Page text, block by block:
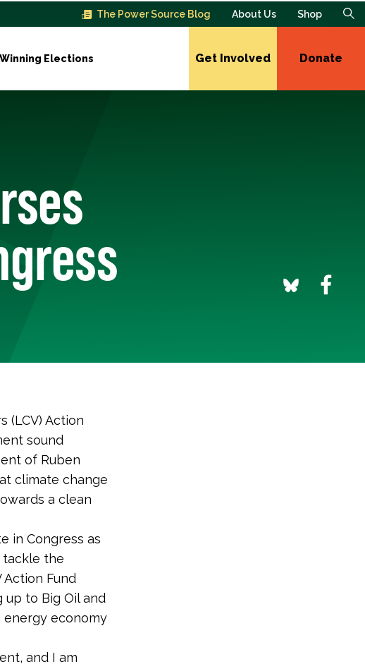
The Power Source Blog About Us Shop
Winning Elections Get Involved Donate
(LCV) Action
sound
of Ruben
climate change
a clean
in Congress as
tackle the
Action Fund
up to Big Oil and
energy economy
and I am